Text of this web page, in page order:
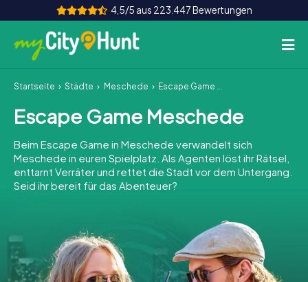
4,5/5 aus 223.447 Bewertungen
So funktioniert's
Städte
Touren
Teamevent
INT AT CH
DE
ES
FR UK
IE
Startseite Städte Meschede Escape Game Meschede
Escape Game Meschede
Beim Escape Game in Meschede verwandelt sich
Meschede in euren Spielplatz. Als Agenten löst ihr Rätsel,
enttarnt Verräter und rettet die Stadt vor dem Untergang.
Seid ihr bereit für das Abenteuer?